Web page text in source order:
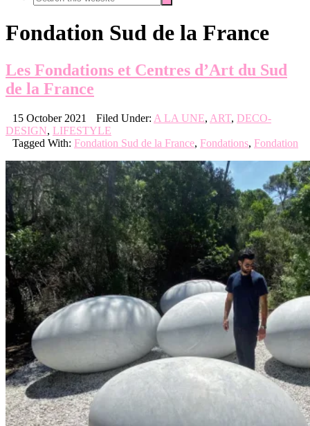
this
Fondation Sud de la France
Les Fondations et Centres d’Art du Sud
de la France
15 October 2021 Filed Under: A LA UNE, ART, DECO-
DESIGN, LIFESTYLE
Tagged With: Fondation Sud de la France, Fondations, Fondation